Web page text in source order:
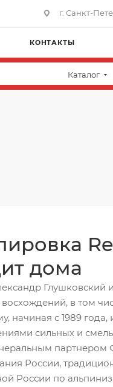
г. Санкт-
КОНТАКТЫ
Каталог
дома
Глушковский
в том
начиная с 1989 года,
сильных и
России,
России по